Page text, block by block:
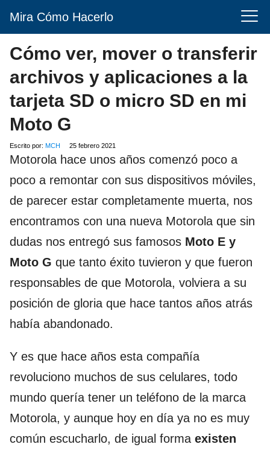
Mira Cómo Hacerlo
Cómo ver, mover o transferir
archivos y aplicaciones a la
tarjeta SD o micro SD en mi
Moto G
Escrito por: MCH 25 febrero 2021
Motorola hace unos años comenzó poco a
poco a remontar con sus dispositivos móviles,
de parecer estar completamente muerta, nos
encontramos con una nueva Motorola que sin
dudas nos entregó sus famosos Moto E y
Moto G que tanto éxito tuvieron y que fueron
responsables de que Motorola, volviera a su
posición de gloria que hace tantos años atrás
había abandonado.
Y es que hace años esta compañía
revoluciono muchos de sus celulares, todo
mundo quería tener un teléfono de la marca
Motorola, y aunque hoy en día ya no es muy
común escucharlo, de igual forma existen